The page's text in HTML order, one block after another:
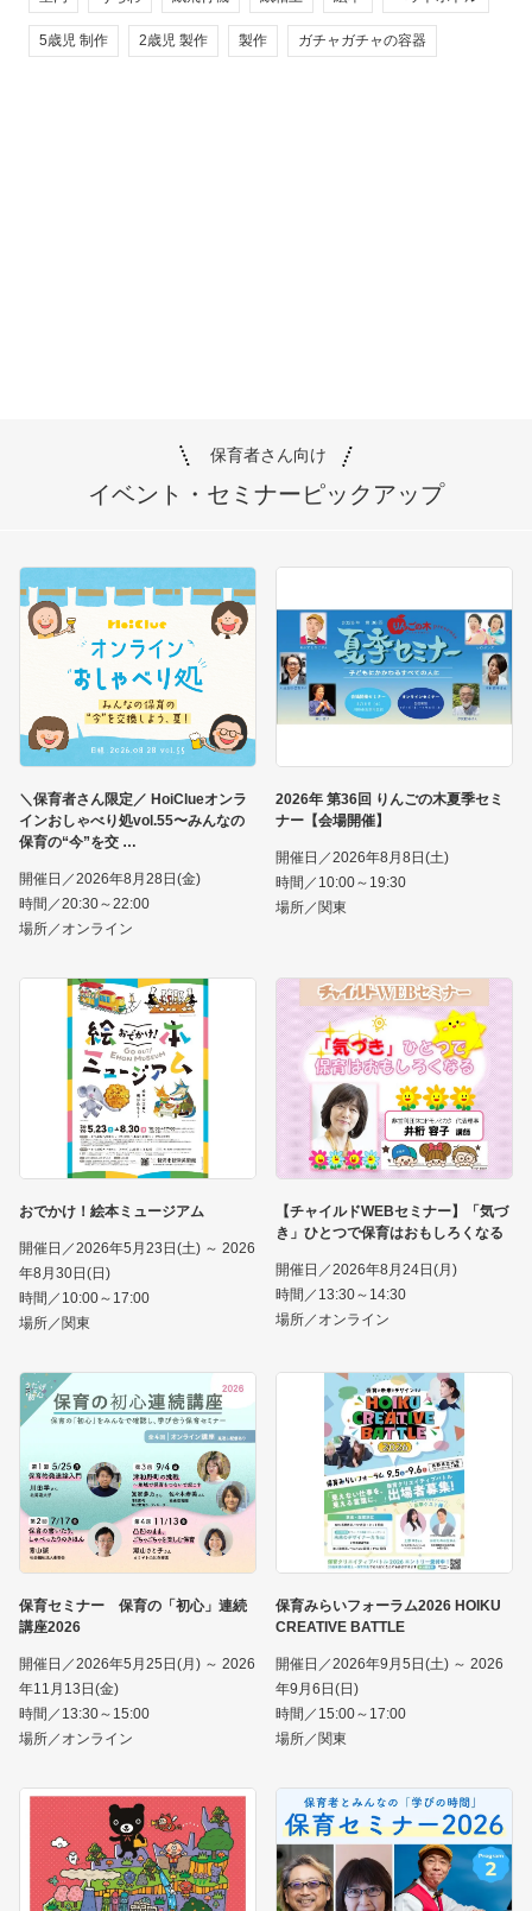
5歳児 制作 2歳児 製作 製作 ガチャガチャの容器
保育者さん向け
イベント・セミナーピックアップ
＼保育者さん限定／ HoiClueオンラ
インおしゃべり処vol.55〜みんなの
保育の“今”を交
開催日／2026年8月28日(金)
時間／20:30～22:00
場所／オンライン
2026年 第36回 りんごの木夏季セミ
ナー【会場開催】
開催日／2026年8月8日(土)
時間／10:00～19:30
場所／関東
おでかけ！絵本ミュージアム
開催日／2026年5月23日(土) ～ 2026
年8月30日(日)
時間／10:00～17:00
場所／関東
【チャイルドWEBセミナー】「気づ
き」ひとつで保育はおもしろくなる
開催日／2026年8月24日(月)
時間／13:30～14:30
場所／オンライン
保育セミナー 保育の「初心」連続
講座2026
開催日／2026年5月25日(月) ～ 2026
年11月13日(金)
時間／13:30～15:00
場所／オンライン
保育みらいフォーラム2026 HOIKU
CREATIVE BATTLE
開催日／2026年9月5日(土) ～ 2026
年9月6日(日)
時間／15:00～17:00
場所／関東